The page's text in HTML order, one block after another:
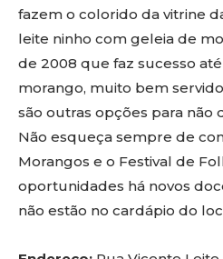
fazem o colorido da vitrine
leite ninho com geleia de
de 2008 que faz sucesso
morango, muito bem
são outras opções para não
Não esqueça sempre de
Morangos e o Festival de
oportunidades há novos
não estão no cardápio do